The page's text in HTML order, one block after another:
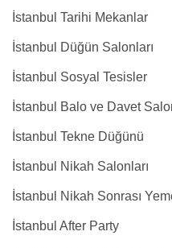
İstanbul Tarihi Mekanlar
İstanbul Düğün Salonları
İstanbul Sosyal Tesisler
İstanbul Balo ve Davet
İstanbul Tekne Düğünü
İstanbul Nikah Salonları
İstanbul Nikah Sonrası
İstanbul After Party